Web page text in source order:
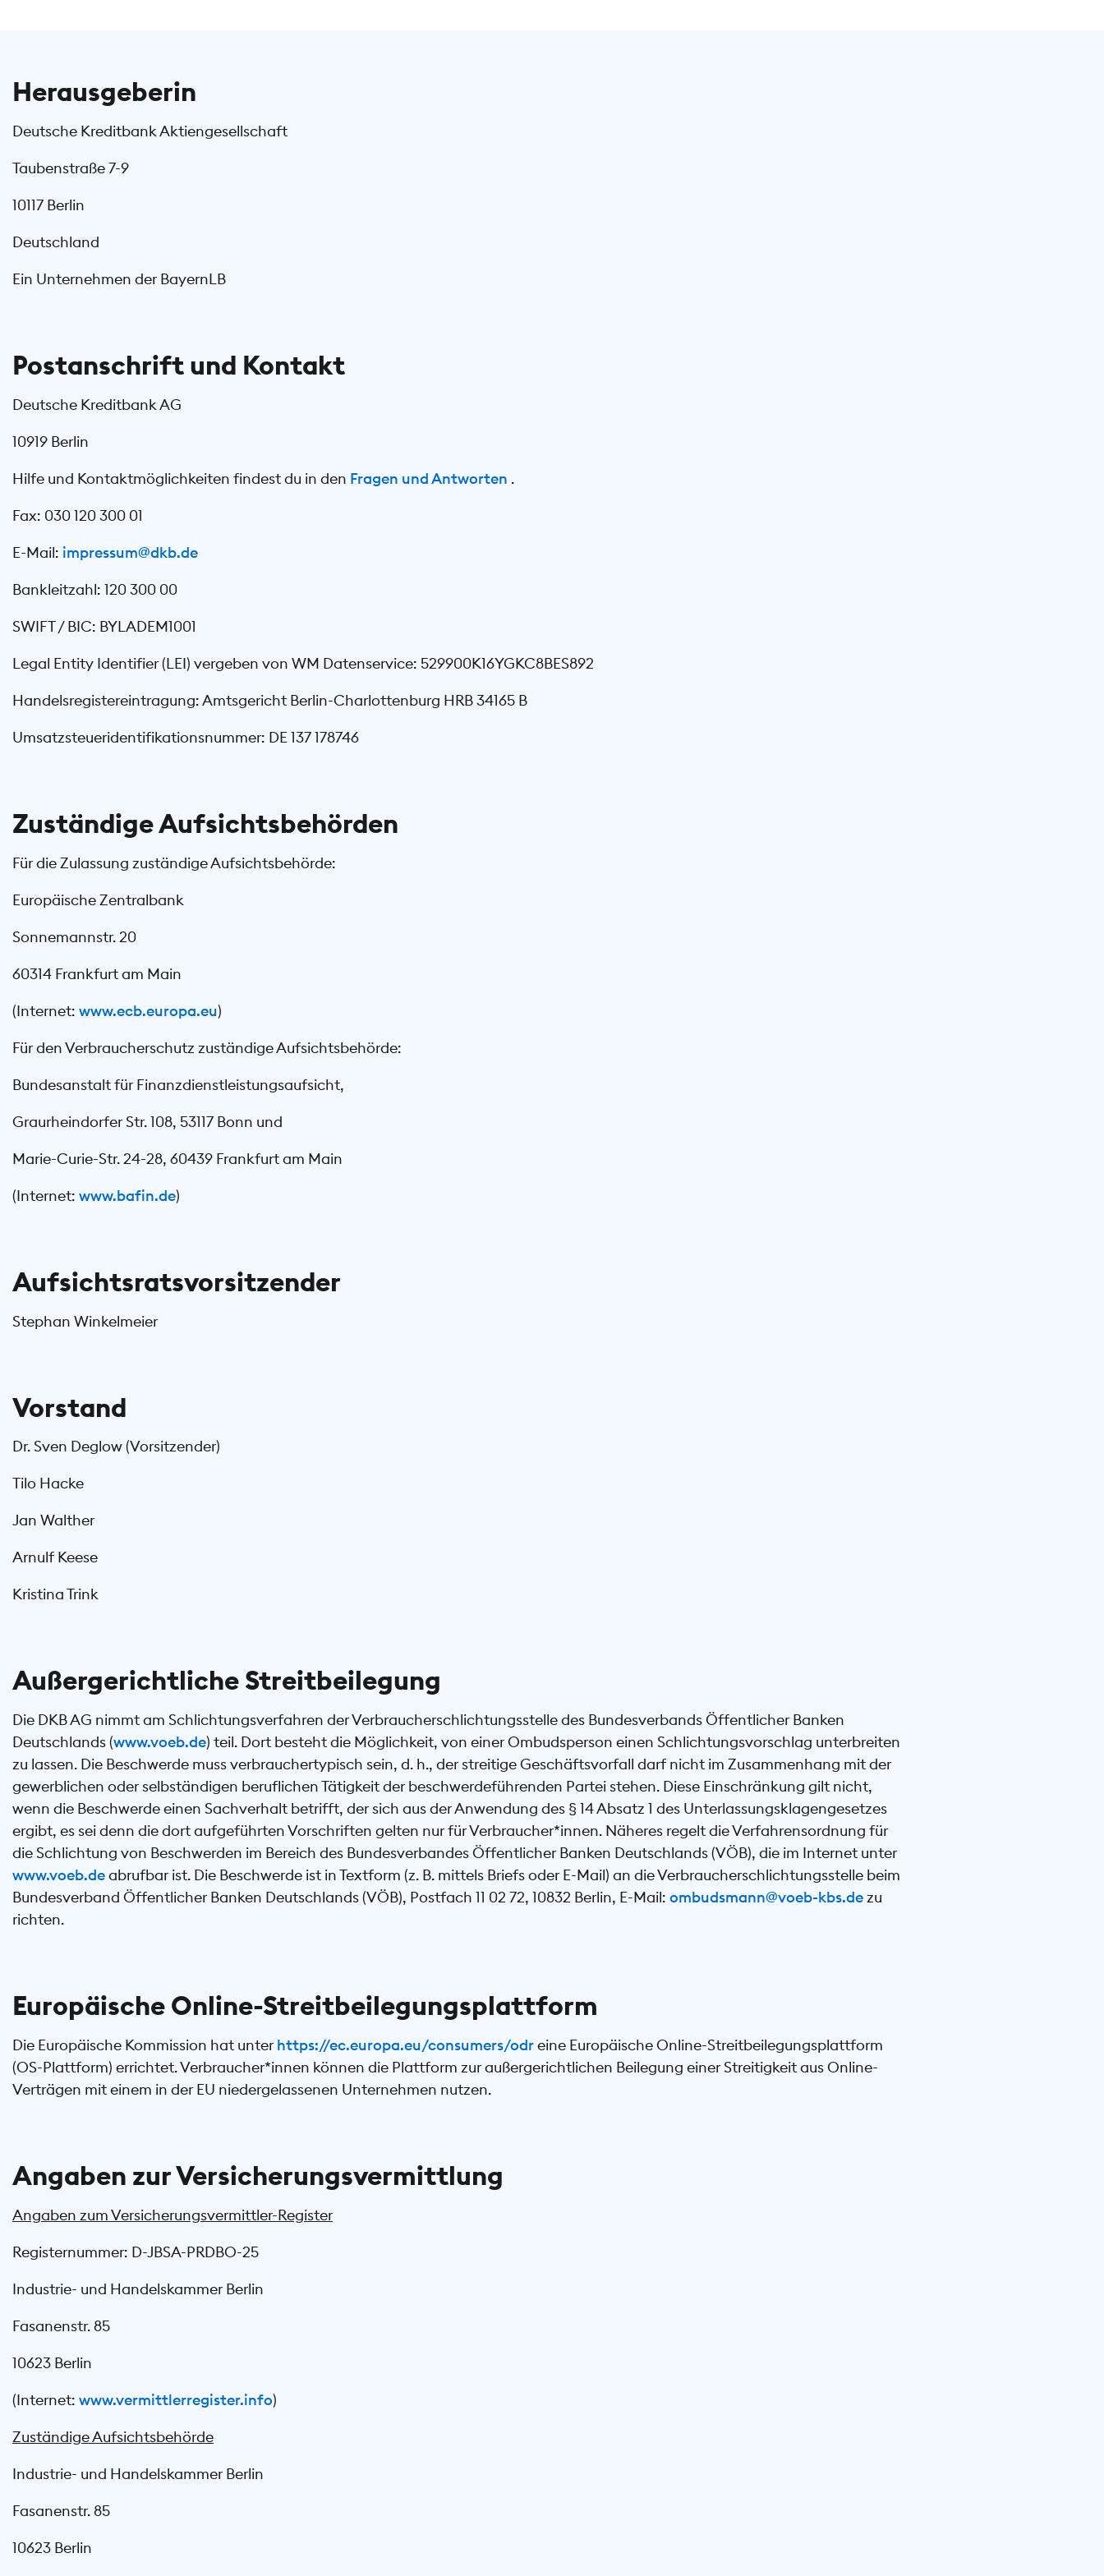
Herausgeberin
Deutsche Kreditbank Aktiengesellschaft
Taubenstraße 7-9
10117 Berlin
Deutschland
Ein Unternehmen der BayernLB
Postanschrift und Kontakt
Deutsche Kreditbank AG
10919 Berlin
Hilfe und Kontaktmöglichkeiten findest du in den Fragen und Antworten .
Fax: 030 120 300 01
E-Mail: impressum@dkb.de
Bankleitzahl: 120 300 00
SWIFT / BIC: BYLADEM1001
Legal Entity Identifier (LEI) vergeben von WM Datenservice: 529900K16YGKC8BES892
Handelsregistereintragung: Amtsgericht Berlin-Charlottenburg HRB 34165 B
Umsatzsteueridentifikationsnummer: DE 137 178746
Zuständige Aufsichtsbehörden
Für die Zulassung zuständige Aufsichtsbehörde:
Europäische Zentralbank
Sonnemannstr. 20
60314 Frankfurt am Main
(Internet: www.ecb.europa.eu)
Für den Verbraucherschutz zuständige Aufsichtsbehörde:
Bundesanstalt für Finanzdienstleistungsaufsicht,
Graurheindorfer Str. 108, 53117 Bonn und
Marie-Curie-Str. 24-28, 60439 Frankfurt am Main
(Internet: www.bafin.de)
Aufsichtsratsvorsitzender
Stephan Winkelmeier
Vorstand
Dr. Sven Deglow (Vorsitzender)
Tilo Hacke
Jan Walther
Arnulf Keese
Kristina Trink
Außergerichtliche Streitbeilegung
Die DKB AG nimmt am Schlichtungsverfahren der Verbraucherschlichtungsstelle des Bundesverbands Öffentlicher Banken
Deutschlands (www.voeb.de) teil. Dort besteht die Möglichkeit, von einer Ombudsperson einen Schlichtungsvorschlag unterbreiten
zu lassen. Die Beschwerde muss verbrauchertypisch sein, d. h., der streitige Geschäftsvorfall darf nicht im Zusammenhang mit der
gewerblichen oder selbständigen beruflichen Tätigkeit der beschwerdeführenden Partei stehen. Diese Einschränkung gilt nicht,
wenn die Beschwerde einen Sachverhalt betrifft, der sich aus der Anwendung des § 14 Absatz 1 des Unterlassungsklagengesetzes
ergibt, es sei denn die dort aufgeführten Vorschriften gelten nur für Verbraucher*innen. Näheres regelt die Verfahrensordnung für
die Schlichtung von Beschwerden im Bereich des Bundesverbandes Öffentlicher Banken Deutschlands (VÖB), die im Internet unter
www.voeb.deabrufbar ist. Die Beschwerde ist in Textform (z. B. mittels Briefs oder E-Mail) an die Verbraucherschlichtungsstelle beim
Bundesverband Öffentlicher Banken Deutschlands (VÖB), Postfach 11 02 72, 10832 Berlin, E-Mail: ombudsmann@voeb-kbs.dezu
richten.
Europäische Online-Streitbeilegungsplattform
Die Europäische Kommission hat unterhttps://ec.europa.eu/consumers/odreine Europäische Online-Streitbeilegungsplattform
(OS-Plattform) errichtet. Verbraucher*innen können die Plattform zur außergerichtlichen Beilegung einer Streitigkeit aus Online-
Verträgen mit einem in der EU niedergelassenen Unternehmen nutzen.
Angaben zur Versicherungsvermittlung
Angaben zum Versicherungsvermittler-Register
Registernummer: D-JBSA-PRDBO-25
Industrie- und Handelskammer Berlin
Fasanenstr. 85
10623 Berlin
(Internet: www.vermittlerregister.info)
Zuständige Aufsichtsbehörde
Industrie- und Handelskammer Berlin
Fasanenstr. 85
10623 Berlin